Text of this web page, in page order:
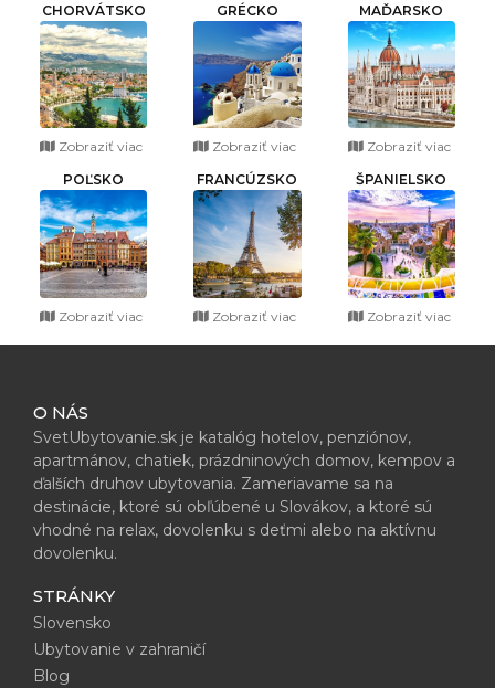
CHORVÁTSKO
Zobraziť viac
GRÉCKO
Zobraziť viac
MAĎARSKO
Zobraziť viac
POĽSKO
Zobraziť viac
FRANCÚZSKO
Zobraziť viac
ŠPANIELSKO
Zobraziť viac
O NÁS
SvetUbytovanie.sk je katalóg hotelov, penziónov,
apartmánov, chatiek, prázdninových domov, kempov a
ďalších druhov ubytovania. Zameriavame sa na
destinácie, ktoré sú obľúbené u Slovákov, a ktoré sú
vhodné na relax, dovolenku s deťmi alebo na aktívnu
dovolenku.
STRÁNKY
Slovensko
Ubytovanie v zahraničí
Blog